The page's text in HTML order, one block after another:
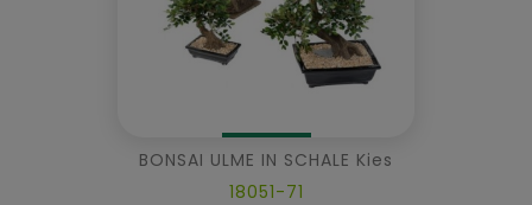
BONSAI ULME IN SCHALE Kies
18051-71